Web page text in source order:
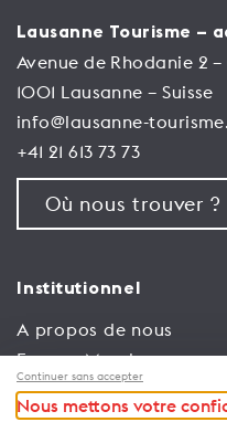
Lausanne Tourisme –
Avenue de Rhodanie 2 –
1001 Lausanne – Suisse
info@lausanne-
+41 21 613 73 73
Où nous trouver ?
Institutionnel
A propos de nous
Espace Membres
Emploi
Continuer sans accepter
Nous mettons votre